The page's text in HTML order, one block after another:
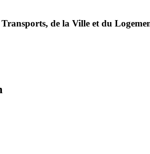
de la Ville et du